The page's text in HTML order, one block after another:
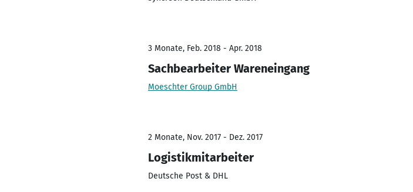
3 Monate, Feb. 2018 - Apr. 2018
Sachbearbeiter Wareneingang
Moeschter Group GmbH
2 Monate, Nov. 2017 - Dez. 2017
Logistikmitarbeiter
Deutsche Post & DHL